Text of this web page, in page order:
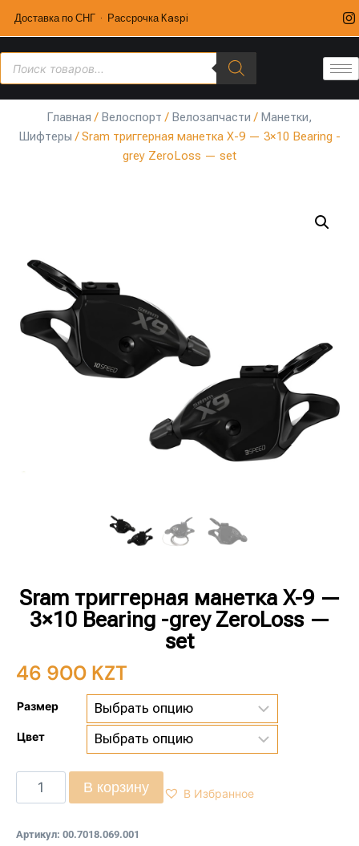
Доставка по СНГ · Рассрочка Kaspi
Главная / Велоспорт / Велозапчасти / Манетки,
Шифтеры / Sram триггерная манетка X-9 — 3×10 Bearing -
grey ZeroLoss — set
Sram триггерная манетка X-9 —
3×10 Bearing -grey ZeroLoss —
set
46 900 KZT
Размер
Цвет
В корзину В Избранное
Артикул: 00.7018.069.001